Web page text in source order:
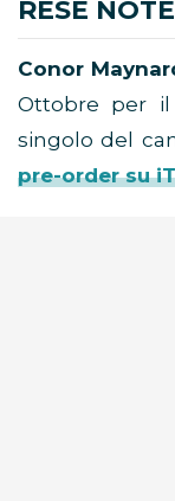
RESE
Conor
Ottobre per
singolo del
pre-order su